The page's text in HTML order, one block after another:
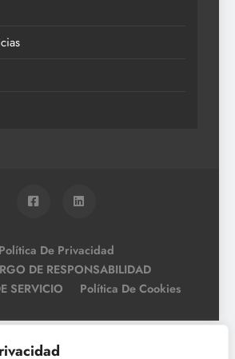
Política De Privacidad
DE RESPONSABILIDAD
SERVICIO
Política De Cookies